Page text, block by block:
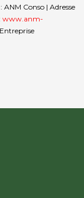
Conso | Adresse
www.anm-
Entreprise